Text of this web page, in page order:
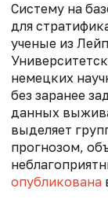
Систему на
для
ученые из
немецких
без заранее
данных
выделяет
прогнозом,
опубликована